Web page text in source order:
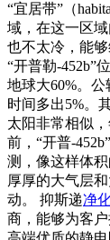
“宜居带”（
域，在这一区
也不太冷，能够
“开普勒-452b”
地球大60%。
时间多出5%。
太阳非常相似
前，“开普-
测，像这样体
厚厚的大气层
动。 抑斯递净
商，能够为客